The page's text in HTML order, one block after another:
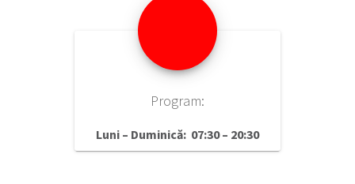
Program:
Luni – Duminică: 07:30 – 20:30